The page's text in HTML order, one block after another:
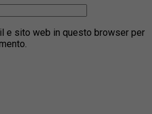
e sito web in questo browser per